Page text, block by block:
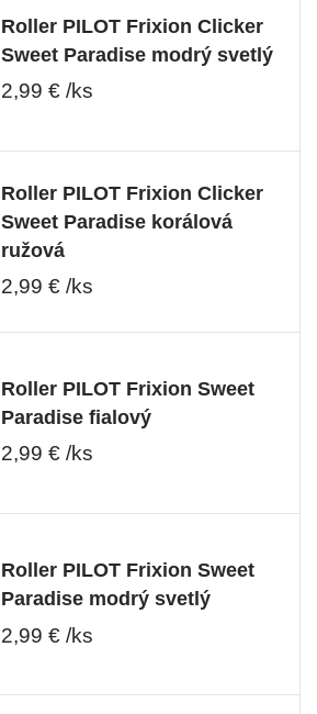
Roller PILOT Frixion Clicker
Sweet Paradise modrý svetlý
2,99 € /ks
Roller PILOT Frixion Clicker
Sweet Paradise korálová
ružová
2,99 € /ks
Roller PILOT Frixion Sweet
Paradise fialový
2,99 € /ks
Roller PILOT Frixion Sweet
Paradise modrý svetlý
2,99 € /ks